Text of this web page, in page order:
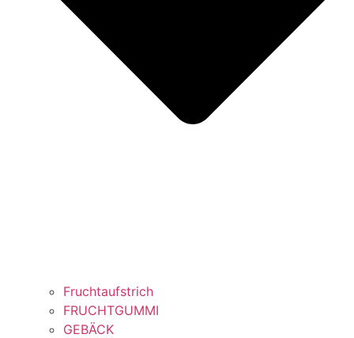
Fruchtaufstrich
FRUCHTGUMMI
GEBÄCK